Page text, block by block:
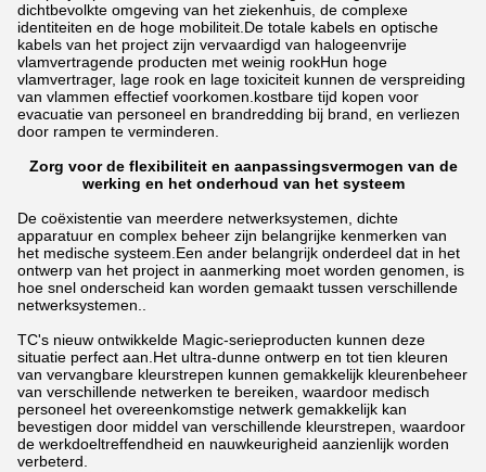
dichtbevolkte omgeving van het ziekenhuis, de complexe
identiteiten en de hoge mobiliteit.De totale kabels en optische
kabels van het project zijn vervaardigd van halogeenvrije
vlamvertragende producten met weinig rookHun hoge
vlamvertrager, lage rook en lage toxiciteit kunnen de verspreiding
van vlammen effectief voorkomen.kostbare tijd kopen voor
evacuatie van personeel en brandredding bij brand, en verliezen
door rampen te verminderen.
Zorg voor de flexibiliteit en aanpassingsvermogen van de
werking en het onderhoud van het systeem
De coëxistentie van meerdere netwerksystemen, dichte
apparatuur en complex beheer zijn belangrijke kenmerken van
het medische systeem.Een ander belangrijk onderdeel dat in het
ontwerp van het project in aanmerking moet worden genomen, is
hoe snel onderscheid kan worden gemaakt tussen verschillende
netwerksystemen..
TC's nieuw ontwikkelde Magic-serieproducten kunnen deze
situatie perfect aan.Het ultra-dunne ontwerp en tot tien kleuren
van vervangbare kleurstrepen kunnen gemakkelijk kleurenbeheer
van verschillende netwerken te bereiken, waardoor medisch
personeel het overeenkomstige netwerk gemakkelijk kan
bevestigen door middel van verschillende kleurstrepen, waardoor
de werkdoeltreffendheid en nauwkeurigheid aanzienlijk worden
verbeterd.